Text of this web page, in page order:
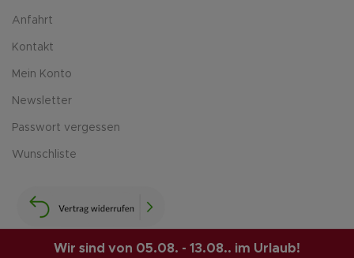
Wir sind von 05.08. - 13.08.. im Urlaub!
Anfahrt
Kontakt
Mein Konto
Newsletter
Passwort vergessen
Wunschliste